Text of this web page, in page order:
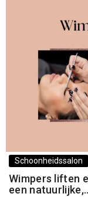
Schoonheidssalon
Wimpers liften
een